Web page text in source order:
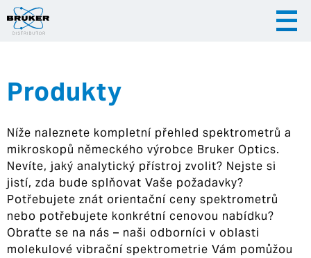
|
Hrvatska
Produkty
Níže naleznete kompletní přehled spektrometrů a
mikroskopů německého výrobce Bruker Optics.
Nevíte, jaký analytický přístroj zvolit? Nejste si
jistí, zda bude splňovat Vaše požadavky?
Potřebujete znát orientační ceny spektrometrů
nebo potřebujete konkrétní cenovou nabídku?
Obraťte se na nás – naši odborníci v oblasti
molekulové vibrační spektrometrie Vám pomůžou